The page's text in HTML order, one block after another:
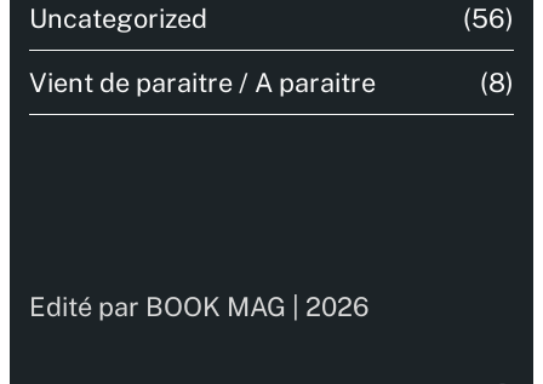
Uncategorized (56)
Vient de paraitre / A paraitre (8)
Edité par BOOK MAG | 2026